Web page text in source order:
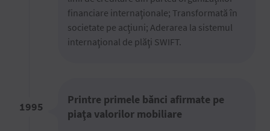
financiare internaţionale; Transformată în
societate pe acţiuni; Aderarea la sistemul
internaţional de plăţi SWIFT.
Printre primele bănci afirmate pe
piaţa valorilor mobiliare
1995